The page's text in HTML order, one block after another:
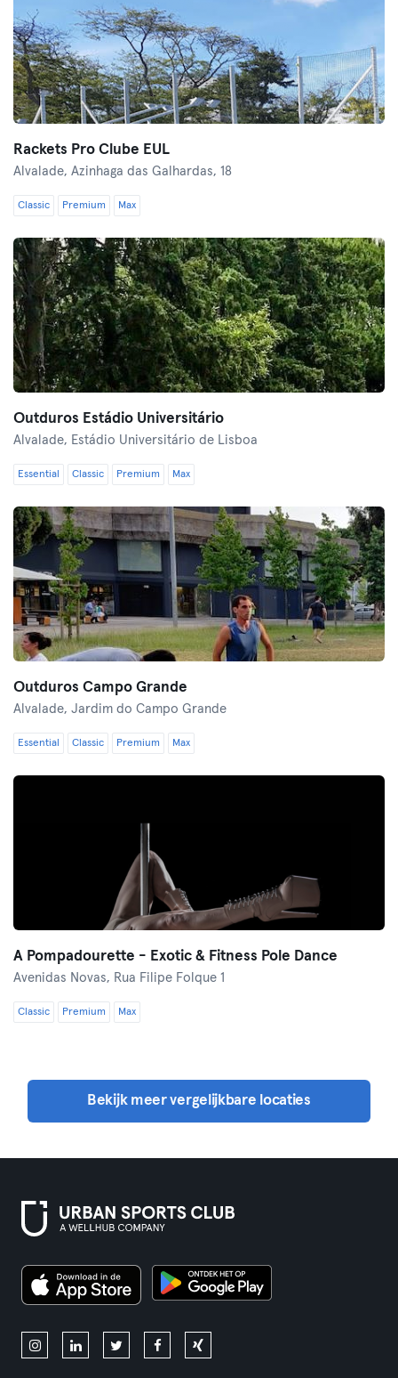
Rackets Pro Clube EUL
Alvalade, Azinhaga das Galhardas, 18
Classic Premium Max
Outduros Estádio Universitário
Alvalade, Estádio Universitário de Lisboa
Essential Classic Premium Max
Outduros Campo Grande
Alvalade, Jardim do Campo Grande
Essential Classic Premium Max
A Pompadourette - Exotic & Fitness Pole Dance
Avenidas Novas, Rua Filipe Folque 1
Classic Premium Max
Bekijk meer vergelijkbare locaties